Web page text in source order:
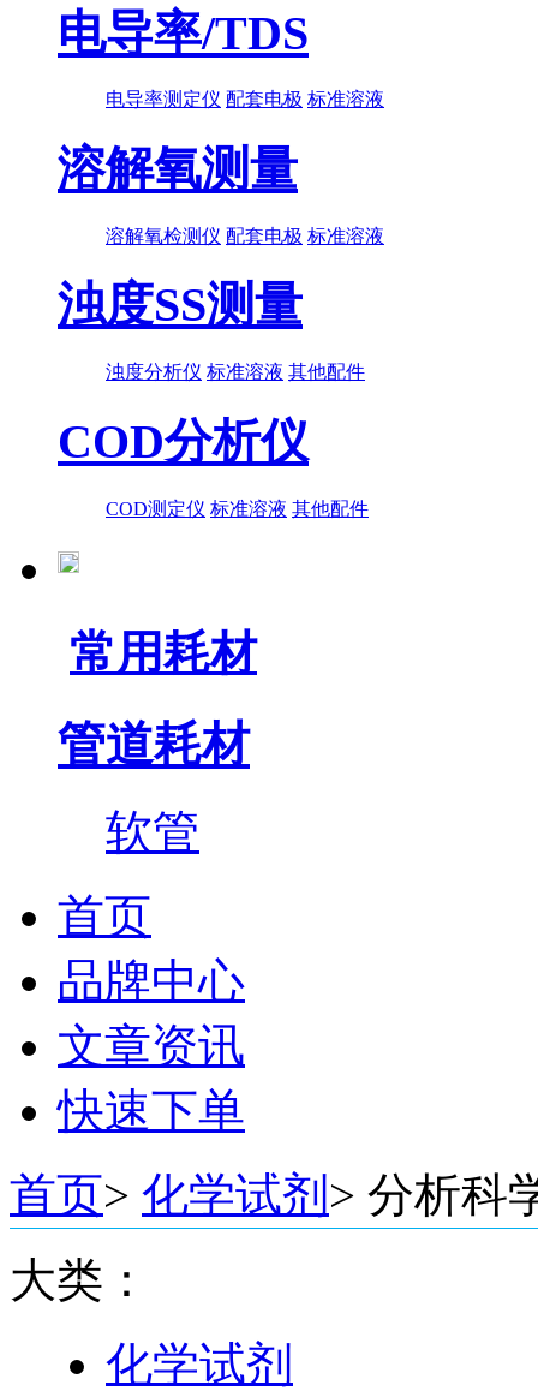
电导率/TDS
电导率测定仪 配套电极 标准溶液
溶解氧测量
溶解氧检测仪 配套电极 标准溶液
浊度SS测量
浊度分析仪 标准溶液 其他配件
COD分析仪
COD测定仪 标准溶液 其他配件
常用耗材
管道耗材
软管
首页
品牌中心
文章资讯
快速下单
首页> 化学试剂 > 分析科
大类：
化学试剂